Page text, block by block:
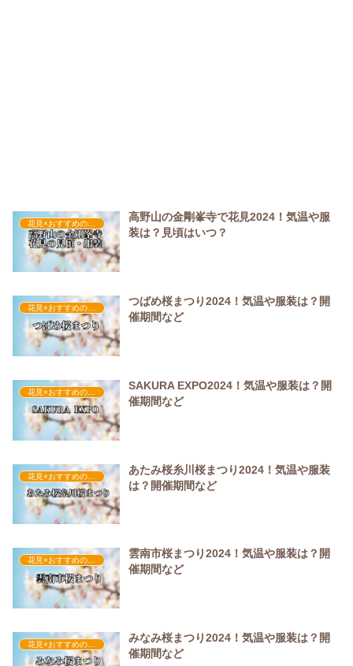
花見×おすすめの服装
高野山の金剛峯寺で花見2024！気温や服
装は？見頃はいつ？
つばめ桜まつり2024！気温や服装は？開
催期間など
SAKURA EXPO2024！気温や服装は？開
催期間など
あたみ桜糸川桜まつり2024！気温や服装
は？開催期間など
花見×おすすめの服装
雲南市桜まつり2024！気温や服装は？開
催期間など
みなみ桜まつり2024！気温や服装は？開
催期間など